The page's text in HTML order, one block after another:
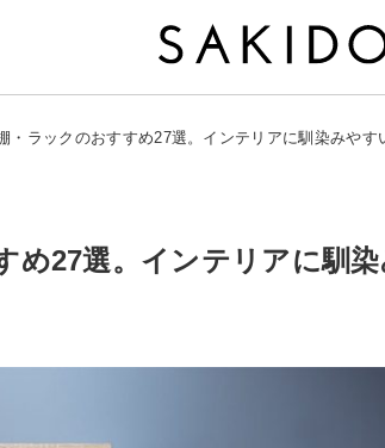
・ラックのおすすめ27選。インテリアに馴染みやす
め27選。インテリアに馴